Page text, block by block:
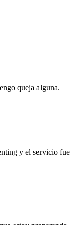
queja alguna.
y el servicio fue